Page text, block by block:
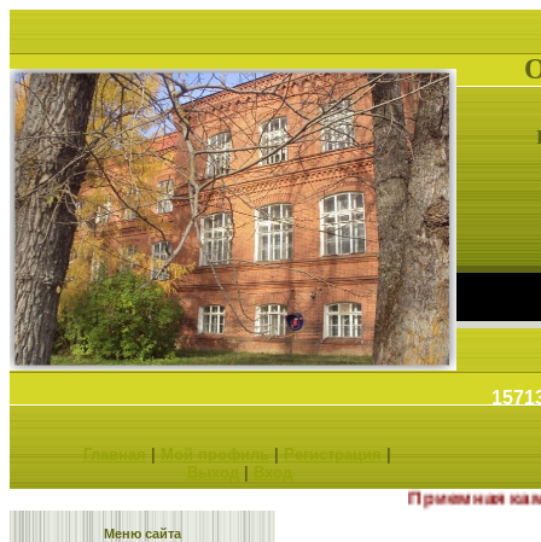
Главная Мой профиль Регистрация
Выход| Вход
Приемная
Меню сайта